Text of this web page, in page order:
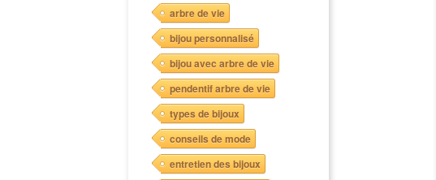
arbre de vie
bijou personnalisé
bijou avec arbre de vie
pendentif arbre de vie
types de bijoux
conseils de mode
entretien des bijoux